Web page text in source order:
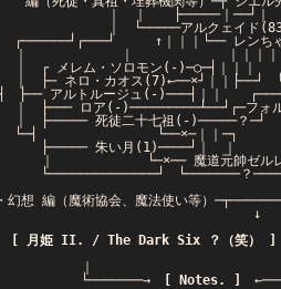
｜──┘｜ ｜
クェイド
｜｜｜└── レンちゃん
｜ ｜ ┌軋間 紅摩
ン(-)─○─┤｜｜｜ ｜ ├七
(7)←──×┘｜｜├──┘
ジュ(-)───┤｜｜
フォルテ(-
死徒二十七祖(-
└──×─｜｜
朱い月(1)────┘
道元帥ゼルレッチ(-
└───────？
｜
編（魔術協会、魔法使い等）
↓
[ 月姫 II. / The Dark Six ？（笑） ]
[ Notes. ]